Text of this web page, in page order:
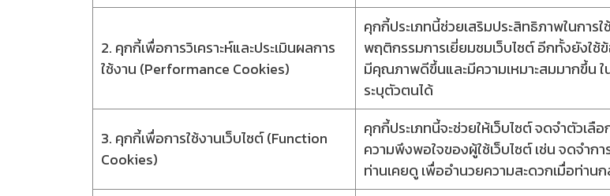
2. คุกกี้เพื่อการวิเคราะห์และประเมินผลการ
ใช้งาน (Performance Cookies)
คุกกี้ประเภทนี้ช่วยเสริมประสิทธิภาพในการ
พฤติกรรมการเยี่ยมชมเว็บไซต์ อีกทั้งยังใ
มีคุณภาพดีขึ้นและมีความเหมาะสมมากขึ้น
ระบุตัวตนได้
3. คุกกี้เพื่อการใช้งานเว็บไซต์ (Function
Cookies)
คุกกี้ประเภทนี้จะช่วยให้เว็บไซต์ จดจำตัวเ
ความพึงพอใจของผู้ใช้เว็บไซต์ เช่น จดจำ
ท่านเคยดู เพื่ออำนวยความสะดวกเมื่อท่านก